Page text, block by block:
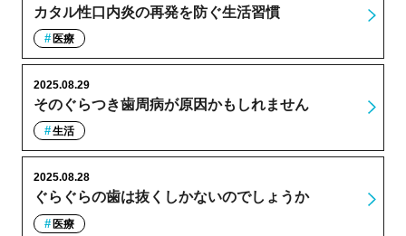
カタル性口内炎の再発を防ぐ生活習慣
医療
そのぐらつき歯周病が原因かもしれません
2025.08.29
生活
ぐらぐらの歯は抜くしかないのでしょうか
2025.08.28
医療